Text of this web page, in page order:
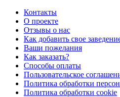
Контакты
О проекте
Отзывы о нас
Как добавить свое
Ваши пожелания
Как заказать?
Способы оплаты
Пользовательское
Политика обработки
Политика обработки cookie